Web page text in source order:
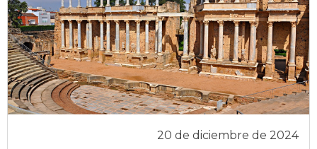
20 de diciembre de 2024